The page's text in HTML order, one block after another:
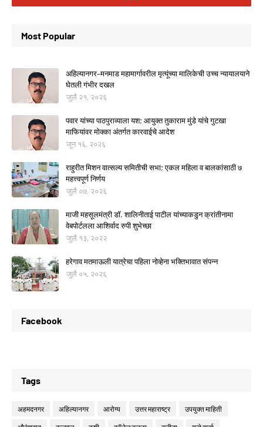
Most Popular
अहिल्यानगर–मनमाड महामार्गावरील मृत्यूंच्या मालिकेची उच्च न्यायालयाने
घेतली गंभीर दखल
जुलै २१, २०२६
पवार यांच्या पाठपुराव्याला यश; आयुक्त तुकाराम मुंडे यांचे गुटखा
माफियांवर मोक्का अंतर्गत कारवाईचे आदेश
जून १६, २०२६
राहुरीत मिशन वात्सल्य समितीची सभा; एकल महिला व बालकांसाठी ७
महत्त्वपूर्ण निर्णय
जुलै ०७, २०२६
माजी महसूलमंत्री डॉ. शालिनीताई पाटील यांच्याकडुन क्रांतीनामा
वेबपोर्टलला आशिर्वाद रुपी शुभेच्छा
जुलै १३, २०२२
हरेगाव मतमाऊली यात्रेचा पहिला नोव्हेना भक्तिभावात संपन्न
जुलै ०५, २०२६
Facebook
Tags
अहमदनगर अहिल्यानगर आरोग्य उत्तर महाराष्ट्र उपयुक्त माहिती